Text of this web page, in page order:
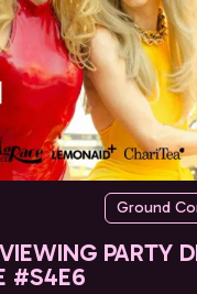
Ground
PARTY
#S4E6